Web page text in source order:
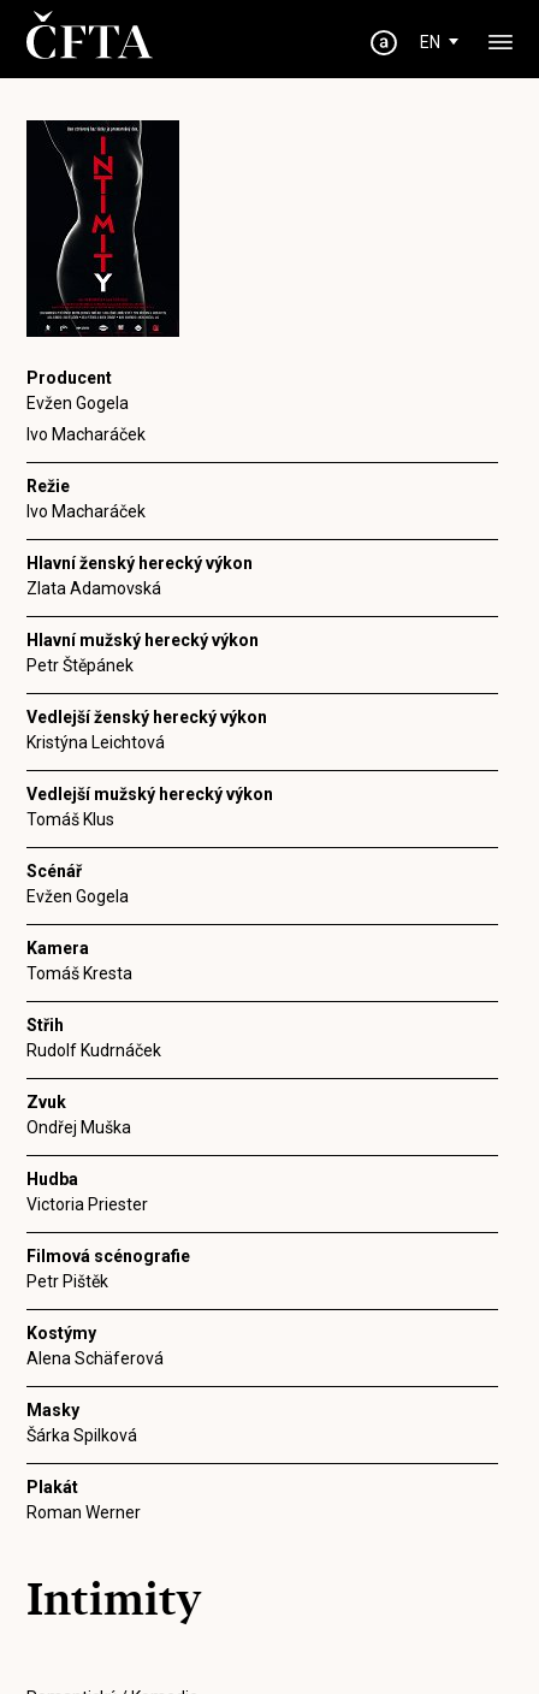
EN
Producent
Evžen Gogela
Ivo Macharáček
Režie
Ivo Macharáček
Hlavní ženský herecký výkon
Zlata Adamovská
Hlavní mužský herecký výkon
Petr Štěpánek
Vedlejší ženský herecký výkon
Kristýna Leichtová
Vedlejší mužský herecký výkon
Tomáš Klus
Scénář
Evžen Gogela
Kamera
Tomáš Kresta
Střih
Rudolf Kudrnáček
Zvuk
Ondřej Muška
Hudba
Victoria Priester
Filmová scénografie
Petr Pištěk
Kostýmy
Alena Schäferová
Masky
Šárka Spilková
Plakát
Roman Werner
Intimity